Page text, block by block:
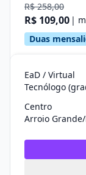
R$ 258,00
R$ 109,00 |
Duas
EaD / Virtual
Tecnólogo
Centro
Arroio Grande/